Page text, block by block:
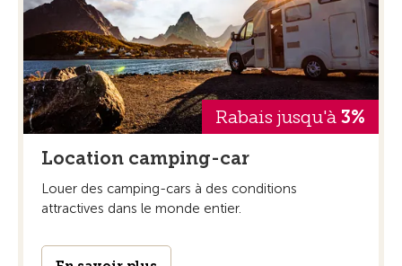
Rabais jusqu'à 3%
Location camping-car
Louer des camping-cars à des conditions
attractives dans le monde entier.